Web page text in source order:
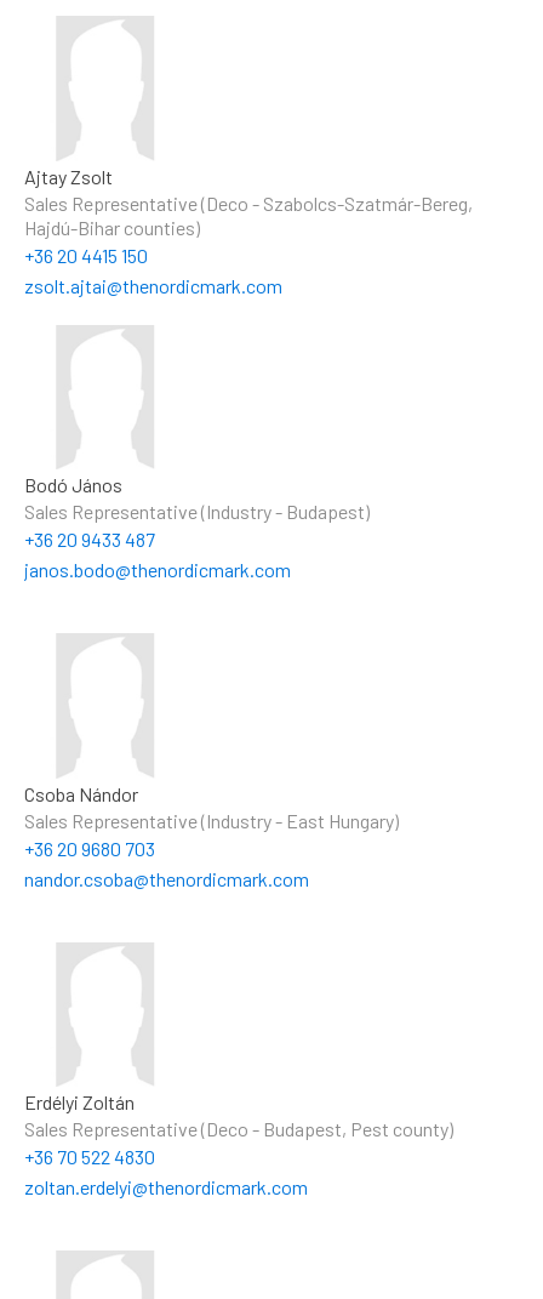
Ajtay Zsolt
Sales Representative (Deco - Szabolcs-Szatmár-Bereg,
Hajdú-Bihar counties)
+36 20 4415 150
zsolt.ajtai@thenordicmark.com
Bodó János
Sales Representative (Industry - Budapest)
+36 20 9433 487
janos.bodo@thenordicmark.com
Csoba Nándor
Sales Representative (Industry - East Hungary)
+36 20 9680 703
nandor.csoba@thenordicmark.com
Erdélyi Zoltán
Sales Representative (Deco - Budapest, Pest county)
+36 70 522 4830
zoltan.erdelyi@thenordicmark.com